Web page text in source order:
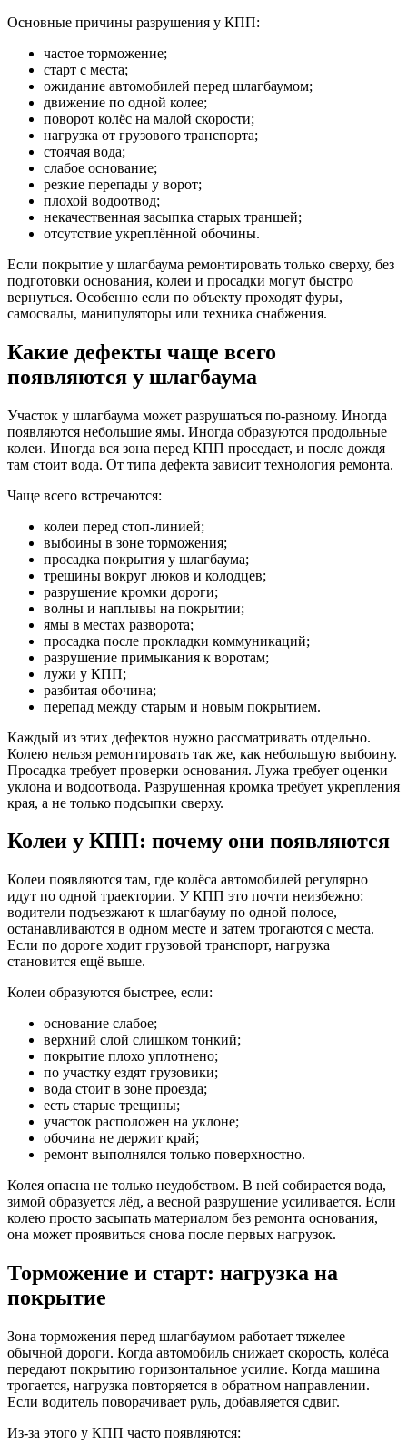
Основные причины разрушения у КПП:
частое торможение;
старт с места;
ожидание автомобилей перед шлагбаумом;
движение по одной колее;
поворот колёс на малой скорости;
нагрузка от грузового транспорта;
стоячая вода;
слабое основание;
резкие перепады у ворот;
плохой водоотвод;
некачественная засыпка старых траншей;
отсутствие укреплённой обочины.
Если покрытие у шлагбаума ремонтировать только сверху, без
подготовки основания, колеи и просадки могут быстро
вернуться. Особенно если по объекту проходят фуры,
самосвалы, манипуляторы или техника снабжения.
Какие дефекты чаще всего
появляются у шлагбаума
Участок у шлагбаума может разрушаться по-разному. Иногда
появляются небольшие ямы. Иногда образуются продольные
колеи. Иногда вся зона перед КПП проседает, и после дождя
там стоит вода. От типа дефекта зависит технология ремонта.
Чаще всего встречаются:
колеи перед стоп-линией;
выбоины в зоне торможения;
просадка покрытия у шлагбаума;
трещины вокруг люков и колодцев;
разрушение кромки дороги;
волны и наплывы на покрытии;
ямы в местах разворота;
просадка после прокладки коммуникаций;
разрушение примыкания к воротам;
лужи у КПП;
разбитая обочина;
перепад между старым и новым покрытием.
Каждый из этих дефектов нужно рассматривать отдельно.
Колею нельзя ремонтировать так же, как небольшую выбоину.
Просадка требует проверки основания. Лужа требует оценки
уклона и водоотвода. Разрушенная кромка требует укрепления
края, а не только подсыпки сверху.
Колеи у КПП: почему они появляются
Колеи появляются там, где колёса автомобилей регулярно
идут по одной траектории. У КПП это почти неизбежно:
водители подъезжают к шлагбауму по одной полосе,
останавливаются в одном месте и затем трогаются с места.
Если по дороге ходит грузовой транспорт, нагрузка
становится ещё выше.
Колеи образуются быстрее, если:
основание слабое;
верхний слой слишком тонкий;
покрытие плохо уплотнено;
по участку ездят грузовики;
вода стоит в зоне проезда;
есть старые трещины;
участок расположен на уклоне;
обочина не держит край;
ремонт выполнялся только поверхностно.
Колея опасна не только неудобством. В ней собирается вода,
зимой образуется лёд, а весной разрушение усиливается. Если
колею просто засыпать материалом без ремонта основания,
она может проявиться снова после первых нагрузок.
Торможение и старт: нагрузка на
покрытие
Зона торможения перед шлагбаумом работает тяжелее
обычной дороги. Когда автомобиль снижает скорость, колёса
передают покрытию горизонтальное усилие. Когда машина
трогается, нагрузка повторяется в обратном направлении.
Если водитель поворачивает руль, добавляется сдвиг.
Из-за этого у КПП часто появляются: